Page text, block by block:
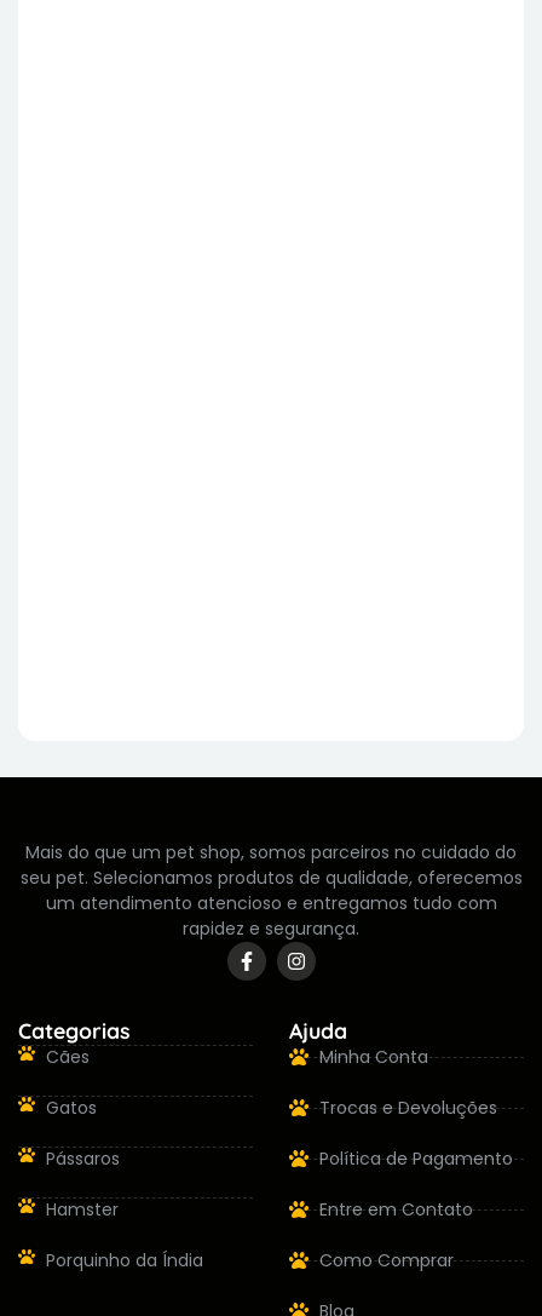
Mais do que um pet shop, somos parceiros no cuidado do
seu pet. Selecionamos produtos de qualidade, oferecemos
um atendimento atencioso e entregamos tudo com
rapidez e segurança.
Categorias
Cães
Gatos
Pássaros
Hamster
Porquinho da Índia
Ajuda
Minha Conta
Trocas e Devoluções
Política de Pagamento
Entre em Contato
Como Comprar
Blog